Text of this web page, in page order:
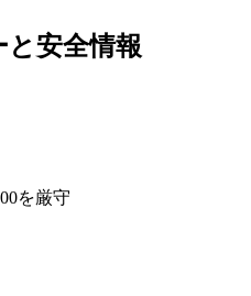
安全情報
を厳守